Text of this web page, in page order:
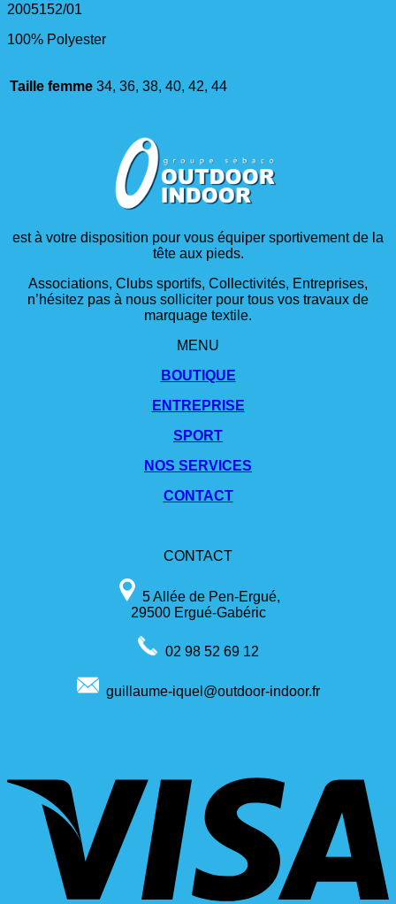
2005152/01
100% Polyester
Taille femme 34, 36, 38, 40, 42, 44
est à votre disposition pour vous équiper sportivement de la
tête aux pieds.
Associations, Clubs sportifs, Collectivités, Entreprises,
n’hésitez pas à nous solliciter pour tous vos travaux de
marquage textile.
MENU
BOUTIQUE
ENTREPRISE
SPORT
NOS SERVICES
CONTACT
CONTACT
5 Allée de Pen-Ergué,
29500 Ergué-Gabéric
02 98 52 69 12
guillaume-iquel@outdoor-indoor.fr